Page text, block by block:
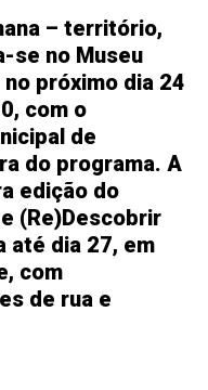
– território,
se no Museu
próximo dia 24
com o
de
do programa. A
edição do
(Re)Descobrir
até dia 27, em
com
de rua e